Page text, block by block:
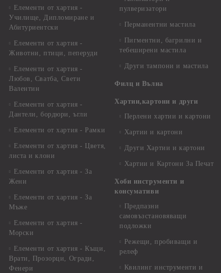
Елементи от хартия -
Училище, Дипломиране и
Абитуриентски
Елементи от хартия -
Животни, птици, пеперуди
Елементи от хартия -
Любов, Сватба, Свети
Валентин
Елементи от хартия -
Дантели, бордюри, ъгли
Елементи от хартия - Рамки
Елементи от хартия - Цветя,
листа и клони
Елементи от хартия - За
Жени
Елементи от хартия - За
Мъже
Елементи от хартия -
Морски
Елементи от хартия - Къщи,
Врати, Прозорци, Огради,
Фенери
пулверизатори
Перманентни мастила
Пигментни, багрилни и
тебеширени мастила
Други тампони и мастила
Филц и Вълна
Хартии,картони и други
Перлени хартии и картони
Хартии и картони
Други Хартии и картони
Хартии и Картони За Печат
Хоби инструменти и
консумативи
Предпазни
самовъзстановяващи
подложки
Режещи, пробиващи и
релеф
Квилинг инструменти и